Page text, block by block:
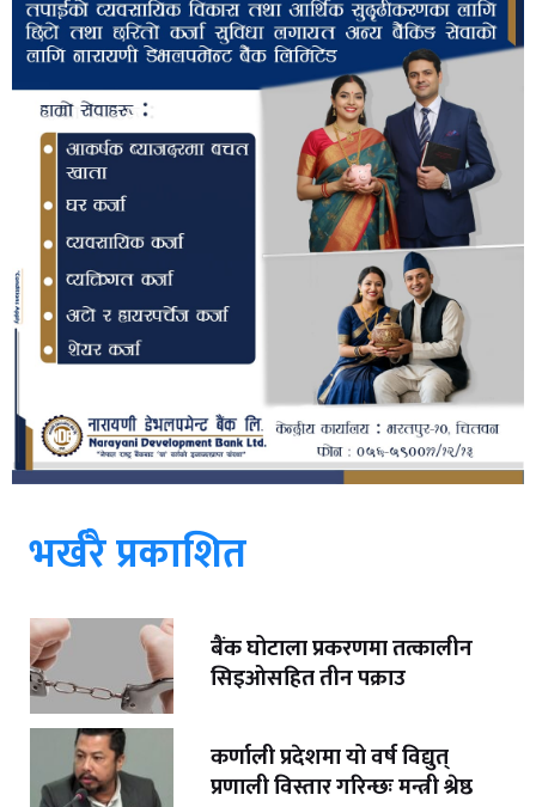
भर्खरै प्रकाशित
बैंक घोटाला प्रकरणमा तत्कालीन
सिइओसहित तीन पक्राउ
कर्णाली प्रदेशमा यो वर्ष विद्युत्
प्रणाली विस्तार गरिन्छः मन्त्री श्रेष्ठ